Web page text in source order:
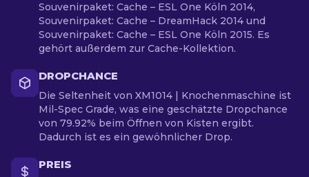
Souvenirpaket: Cache – ESL One Köln 2014,
Souvenirpaket: Cache – DreamHack 2014 und
Souvenirpaket: Cache – ESL One Köln 2015. Es
gehört außerdem zur Cache-Kollektion.
DROPCHANCE
Die Seltenheit von XM1014 | Knochenmaschine ist
Mil-Spec Grade, was eine geschätzte Dropchance
von 79.92% beim Öffnen von Kisten ergibt.
Dadurch ist es ein gewöhnlicher Drop.
PREIS